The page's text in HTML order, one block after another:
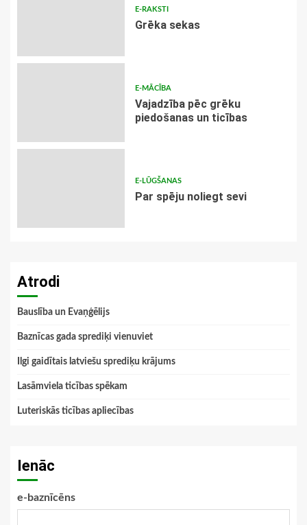
E-RAKSTI
Grēka sekas
E-MĀCĪBA
Vajadzība pēc grēku
piedošanas un ticības
E-LŪGŠANAS
Par spēju noliegt sevi
Atrodi
Bauslība un Evaņģēlijs
Baznīcas gada sprediķi vienuviet
Ilgi gaidītais latviešu sprediķu krājums
Lasāmviela ticības spēkam
Luteriskās ticības apliecības
Ienāc
e-baznīcēns